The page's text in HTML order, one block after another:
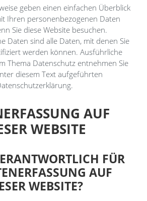
geben einen einfachen Überblick
Ihren personenbezogenen Daten
Sie diese Website besuchen.
Daten sind alle Daten, mit denen Sie
werden können. Ausführliche
Thema Datenschutz entnehmen Sie
diesem Text aufgeführten
AUF
WEBSITE
FÜR
AUF
WEBSITE?